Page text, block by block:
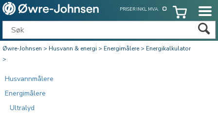
PRISER INKL. MVA.
Øwre-Johnsen>Husvann & energi>Energimålere>Energikalkulator
>
Husvannmålere
Energimålere
Ultralyd